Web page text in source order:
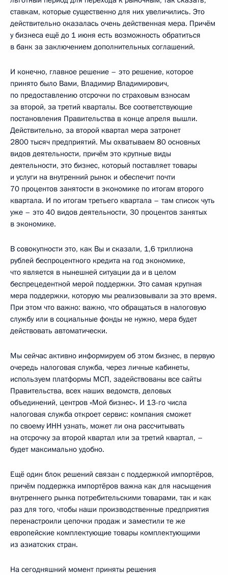
ставкам, которые существенно для них увеличились. Это
действительно оказалась очень действенная мера. Причём
у бизнеса ещё до 1 июня есть возможность обратиться
в банк за заключением дополнительных соглашений.
И конечно, главное решение – это решение, которое
принято было Вами, Владимир Владимирович,
по предоставлению отсрочки по страховым взносам
за второй, за третий кварталы. Все соответствующие
постановления Правительства в конце апреля вышли.
Действительно, за второй квартал мера затронет
2800 тысяч предприятий. Мы охватываем 80 основных
видов деятельности, причём это крупные виды
деятельности, это бизнес, который поставляет товары
и услуги на внутренний рынок и обеспечит почти
70 процентов занятости в экономике по итогам второго
квартала. И по итогам третьего квартала – там список чуть
уже – это 40 видов деятельности, 30 процентов занятых
в экономике.
В совокупности это, как Вы и сказали, 1,6 триллиона
рублей беспроцентного кредита на год экономике,
что является в нынешней ситуации да и в целом
беспрецедентной мерой поддержки. Это самая крупная
мера поддержки, которую мы реализовывали за это время.
При этом что важно: важно, что обращаться в налоговую
службу или в социальные фонды не нужно, мера будет
действовать автоматически.
Мы сейчас активно информируем об этом бизнес, в первую
очередь налоговая служба, через личные кабинеты,
используем платформы МСП, задействованы все сайты
Правительства, всех наших ведомств, деловых
объединений, центров «Мой бизнес». И 13-го числа
налоговая служба откроет сервис: компания сможет
по своему ИНН узнать, может ли она рассчитывать
на отсрочку за второй квартал или за третий квартал, –
будет максимально удобно.
Ещё один блок решений связан с поддержкой импортёров,
причём поддержка импортёров важна как для насыщения
внутреннего рынка потребительскими товарами, так и как
раз для того, чтобы наши производственные предприятия
перенастроили цепочки продаж и заместили те же
европейские комплектующие товары комплектующими
из азиатских стран.
На сегодняшний момент приняты решения